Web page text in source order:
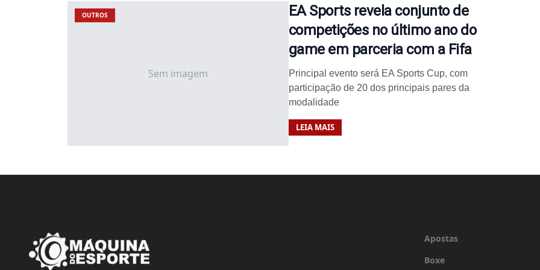
Sem imagem
OUTROS
EA Sports revela conjunto de
competições no último ano do
game em parceria com a Fifa
Principal evento será EA Sports Cup, com
participação de 20 dos principais pares da
modalidade
LEIA MAIS
Apostas
Boxe